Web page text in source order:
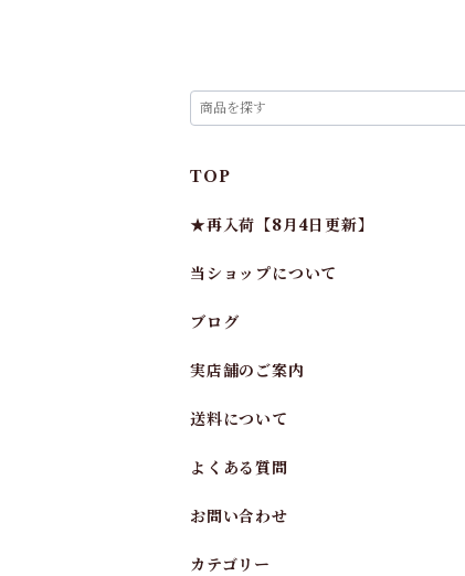
TOP
★再入荷【8月4日更新】
当ショップについて
ブログ
実店舗のご案内
送料について
よくある質問
お問い合わせ
カテゴリー